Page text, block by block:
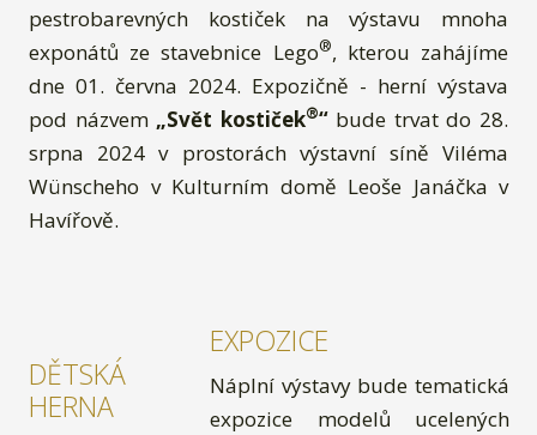
pestrobarevných kostiček na výstavu mnoha
exponátů ze stavebnice Lego®, kterou zahájíme
dne 01. června 2024. Expozičně - herní výstava
pod názvem „Svět kostiček®“bude trvat do 28.
srpna 2024 v prostorách výstavní síně Viléma
Wünscheho v Kulturním domě Leoše Janáčka v
Havířově.
DĚTSKÁ
HERNA
EXPOZICE
Náplní výstavy bude tematická
expozice modelů ucelených